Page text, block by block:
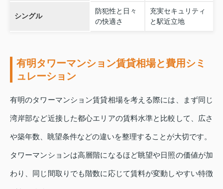
シングル
防犯性と日々
の快適さ
充実セキュリティ
と駅近立地
有明タワーマンション賃貸相場と費用シミ
ュレーション
有明のタワーマンション賃貸相場を考える際には、まず同じ
湾岸部など近接した都心エリアの賃料水準と比較して、広さ
や築年数、眺望条件などの違いを整理することが大切です。
タワーマンションは高層階になるほど眺望や日照の価値が加
わり、同じ間取りでも階数に応じて賃料が変動しやすい特徴